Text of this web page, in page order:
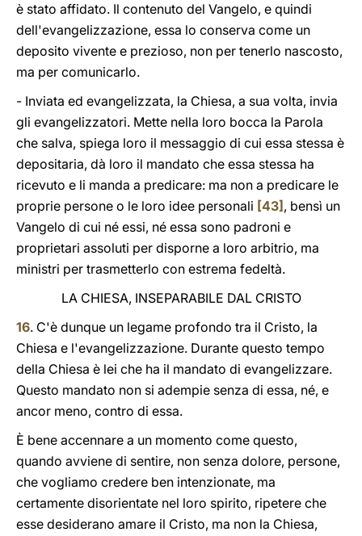
è stato affidato. Il contenuto del Vangelo, e quindi
dell'evangelizzazione, essa lo conserva come un
deposito vivente e prezioso, non per tenerlo nascosto,
ma per comunicarlo.
- Inviata ed evangelizzata, la Chiesa, a sua volta, invia
gli evangelizzatori. Mette nella loro bocca la Parola
che salva, spiega loro il messaggio di cui essa stessa è
depositaria, dà loro il mandato che essa stessa ha
ricevuto e li manda a predicare: ma non a predicare le
proprie persone o le loro idee personali [43] , bensì un
Vangelo di cui né essi, né essa sono padroni e
proprietari assoluti per disporne a loro arbitrio, ma
ministri per trasmetterlo con estrema fedeltà.
LA CHIESA, INSEPARABILE DAL CRISTO
16. C'è dunque un legame profondo tra il Cristo, la
Chiesa e l'evangelizzazione. Durante questo tempo
della Chiesa è lei che ha il mandato di evangelizzare.
Questo mandato non si adempie senza di essa, né, e
ancor meno, contro di essa.
È bene accennare a un momento come questo,
quando avviene di sentire, non senza dolore, persone,
che vogliamo credere ben intenzionate, ma
certamente disorientate nel loro spirito, ripetere che
esse desiderano amare il Cristo, ma non la Chiesa,